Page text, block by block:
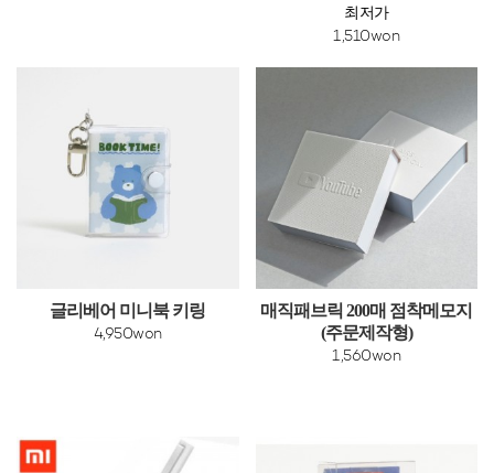
최저가
1,510won
글리베어 미니북 키링
4,950won
매직패브릭 200매 점착메모지
(주문제작형)
1,560won